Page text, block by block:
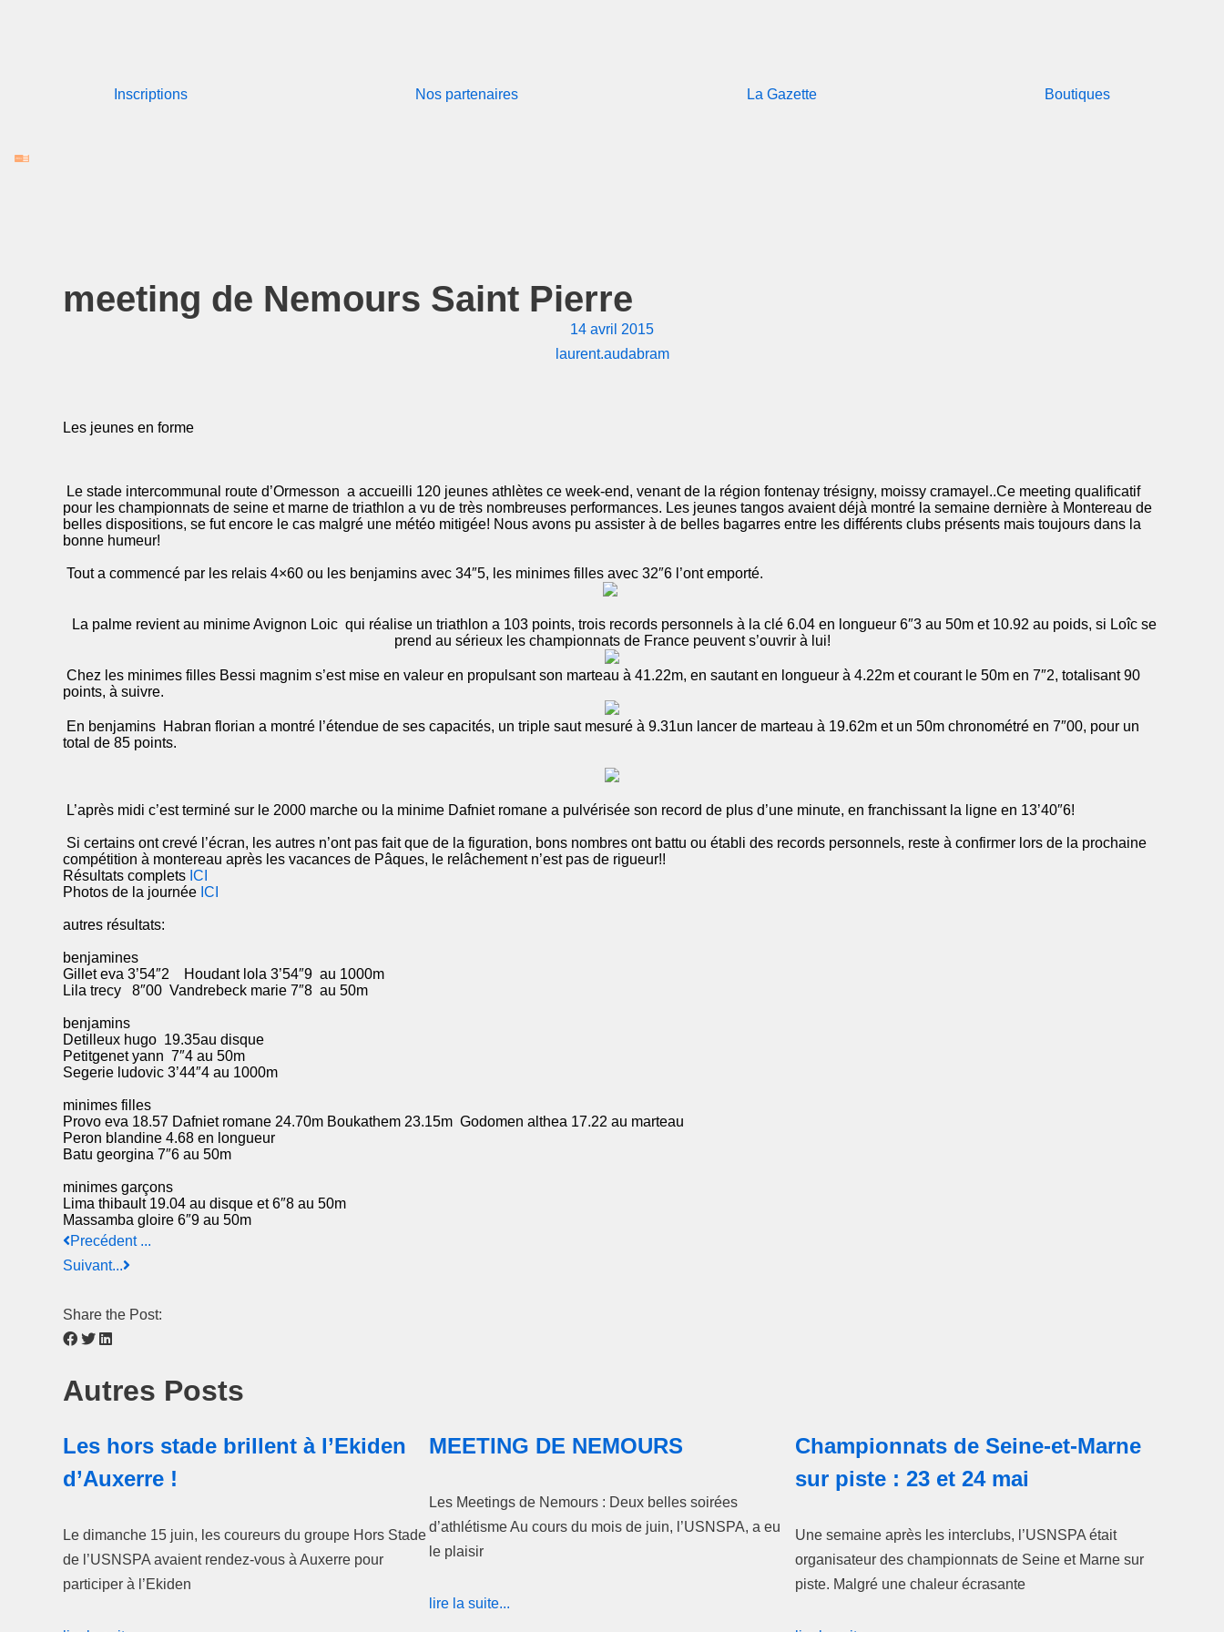
Inscriptions Nos partenaires La Gazette Boutiques
meeting de Nemours Saint Pierre
14 avril 2015
laurent.audabram
Les jeunes en forme
Le stade intercommunal route d’Ormesson a accueilli 120 jeunes athlètes ce week-end, venant de la région fontenay trésigny, moissy cramayel..Ce meeting qualificatif
pour les championnats de seine et marne de triathlon a vu de très nombreuses performances. Les jeunes tangos avaient déjà montré la semaine dernière à Montereau de
belles dispositions, se fut encore le cas malgré une météo mitigée! Nous avons pu assister à de belles bagarres entre les différents clubs présents mais toujours dans la
bonne humeur!
Tout a commencé par les relais 4×60 ou les benjamins avec 34″5, les minimes filles avec 32″6 l’ont emporté.
La palme revient au minime Avignon Loic qui réalise un triathlon a 103 points, trois records personnels à la clé 6.04 en longueur 6″3 au 50m et 10.92 au poids, si Loîc se
prend au sérieux les championnats de France peuvent s’ouvrir à lui!
Chez les minimes filles Bessi magnim s’est mise en valeur en propulsant son marteau à 41.22m, en sautant en longueur à 4.22m et courant le 50m en 7″2, totalisant 90
points, à suivre.
En benjamins Habran florian a montré l’étendue de ses capacités, un triple saut mesuré à 9.31un lancer de marteau à 19.62m et un 50m chronométré en 7″00, pour un
total de 85 points.
L’après midi c’est terminé sur le 2000 marche ou la minime Dafniet romane a pulvérisée son record de plus d’une minute, en franchissant la ligne en 13’40″6!
Si certains ont crevé l’écran, les autres n’ont pas fait que de la figuration, bons nombres ont battu ou établi des records personnels, reste à confirmer lors de la prochaine
compétition à montereau après les vacances de Pâques, le relâchement n’est pas de rigueur!!
Résultats complets ICI
Photos de la journéeICI
autres résultats:
benjamines
Gillet eva 3’54″2 Houdant lola 3’54″9 au 1000m
Lila trecy 8″00 Vandrebeck marie 7″8 au 50m
benjamins
Detilleux hugo 19.35au disque
Petitgenet yann 7″4 au 50m
Segerie ludovic 3’44″4 au 1000m
minimes filles
Provo eva 18.57 Dafniet romane 24.70m Boukathem 23.15m Godomen althea 17.22 au marteau
Peron blandine 4.68 en longueur
Batu georgina 7″6 au 50m
minimes garçons
Lima thibault 19.04 au disque et 6″8 au 50m
Massamba gloire 6″9 au 50m
Precédent ...
Suivant...
Share the Post:
Autres Posts
Les hors stade brillent à l’Ekiden
d’Auxerre !
Le dimanche 15 juin, les coureurs du groupe Hors Stade
de l’USNSPA avaient rendez-vous à Auxerre pour
participer à l’Ekiden
MEETING DE NEMOURS
Les Meetings de Nemours : Deux belles soirées
d’athlétisme Au cours du mois de juin, l’USNSPA, a eu
le plaisir
lire la suite...
Championnats de Seine-et-Marne
sur piste : 23 et 24 mai
Une semaine après les interclubs, l’USNSPA était
organisateur des championnats de Seine et Marne sur
piste. Malgré une chaleur écrasante